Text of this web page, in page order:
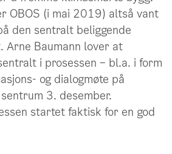
OBOS (i mai 2019) altså vant
den sentralt beliggende
Arne Baumann lover at
i prosessen – bl.a. i form
og dialogmøte på
3. desember.
startet faktisk for en god